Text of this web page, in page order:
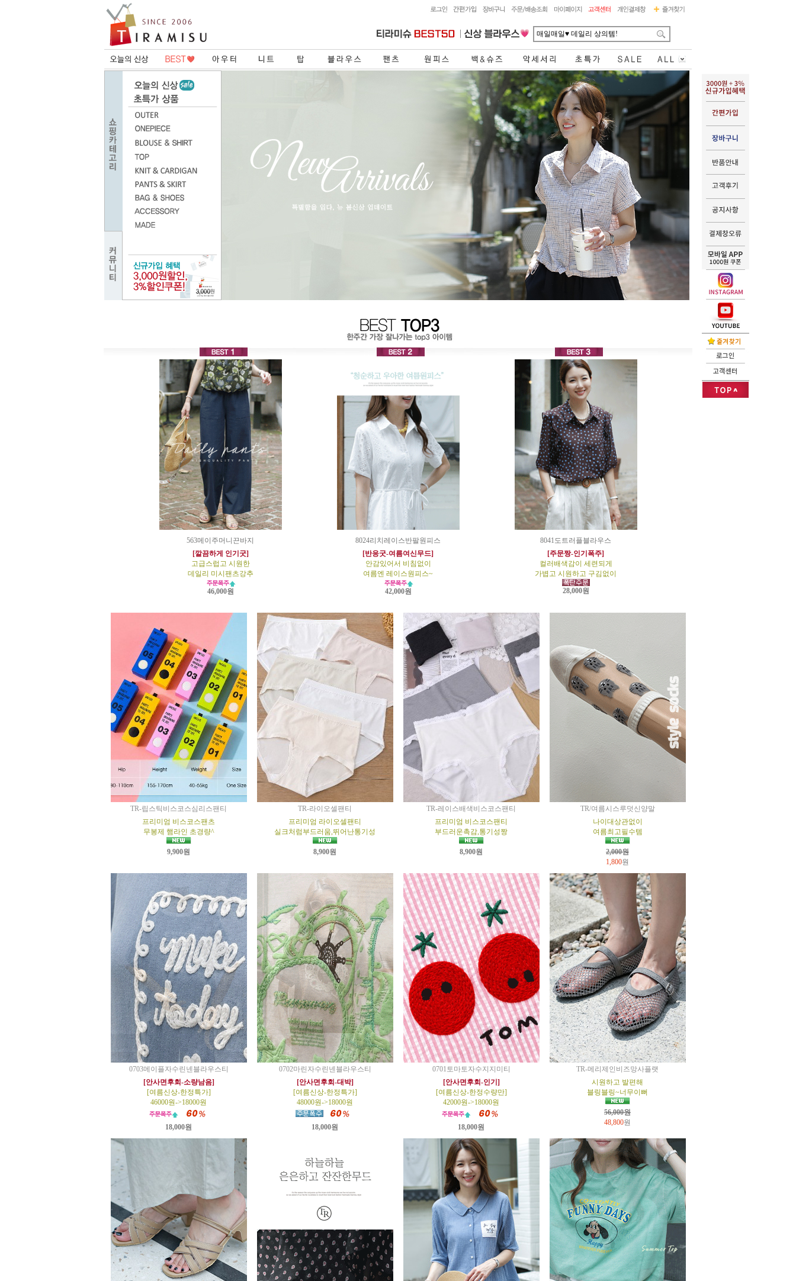
563메이주머니끈바지
[깔끔하게 인기굿]
고급스럽고 시원한
데일리 미시팬츠강추
46,000원
8024리치레이스반팔원피스
[반응굿-여름여신무드]
안감있어서 비침없이
여름엔 레이스원피스~
42,000원
8041도트러플블라우스
[주문짱-인기폭주]
컬러배색감이 세련되게
가볍고 시원하고 구김없이
28,000원
TR-립스틱비스코스심리스팬티
프리미엄 비스코스팬츠
무봉제 햄라인 초경량^
9,900원
TR-라이오셀팬티
프리미엄 라이오셀팬티
실크처럼부드러움,뛰어난통기성
8,900원
TR-레이스배색비스코스팬티
프리미엄 비스코스팬티
부드러운촉감,통기성짱
8,900원
TR/여름시스루덧신양말
나이대상관없이
여름최고필수템
2,000원
1,800원
0703메이플자수린넨블라우스티
[안사면후회-소량남음]
[여름신상-한정특가]
46000원->18000원
18,000원
0702마린자수린넨블라우스티
[안사면후회-대박]
[여름신상-한정특가]
48000원->18000원
18,000원
0701토마토자수지지미티
[안사면후회-인기]
[여름신상-한정수량만]
42000원->18000원
18,000원
TR-메리제인비즈망사플랫
시원하고 발편해
블링블링~너무이뻐
56,000원
48,800원